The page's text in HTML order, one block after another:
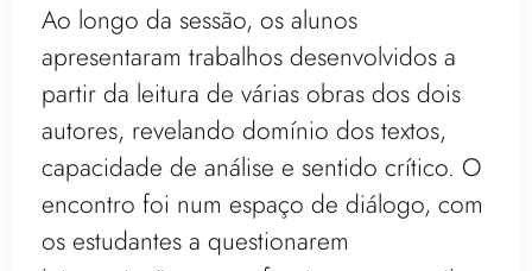
Ao longo da sessão, os alunos
apresentaram trabalhos desenvolvidos a
partir da leitura de várias obras dos dois
autores, revelando domínio dos textos,
capacidade de análise e sentido crítico. O
encontro foi num espaço de diálogo, com
os estudantes a questionarem